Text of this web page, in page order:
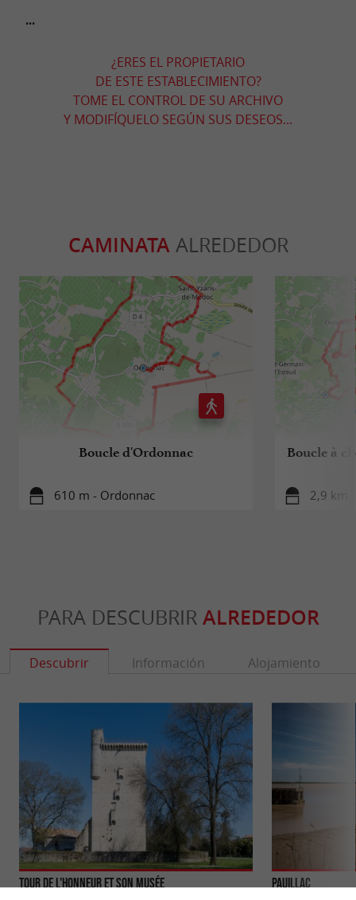
...
¿ERES EL PROPIETARIO
DE ESTE ESTABLECIMIENTO?
TOME EL CONTROL DE SU ARCHIVO
Y MODIFÍQUELO SEGÚN SUS DESEOS...
CAMINATAALREDEDOR
Boucle d'Ordonnac
610 m - Ordonnac
Boucle à
2,9 km
PARA DESCUBRIR ALREDEDOR
Descubrir Información Alojamiento
Tour de l'Honneur et son musée Pauillac